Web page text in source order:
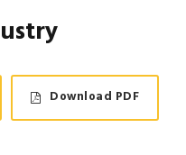
Download PDF